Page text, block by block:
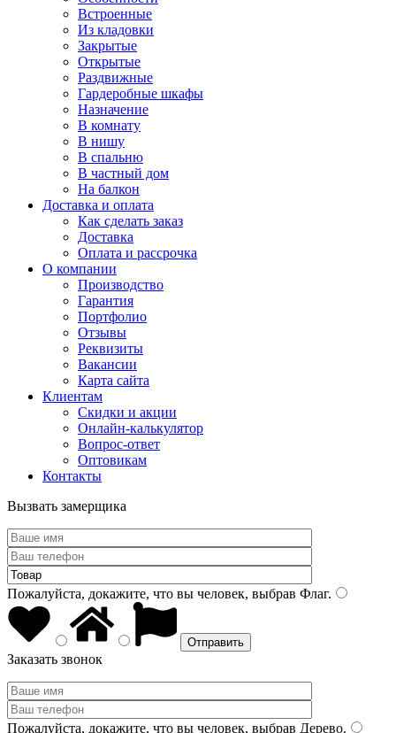
Встроенные
Из кладовки
Закрытые
Открытые
Раздвижные
Гардеробные шкафы
Назначение
В комнату
В нишу
В спальню
В частный дом
На балкон
Доставка и оплата
Как сделать заказ
Доставка
Оплата и рассрочка
О компании
Производство
Гарантия
Портфолио
Отзывы
Реквизиты
Вакансии
Карта сайта
Клиентам
Скидки и акции
Онлайн-калькулятор
Вопрос-ответ
Оптовикам
Контакты
Вызвать замерщика
Пожалуйста, докажите, что вы человек, выбрав Флаг.
Заказать звонок
Пожалуйста, докажите, что вы человек, выбрав Дерево.